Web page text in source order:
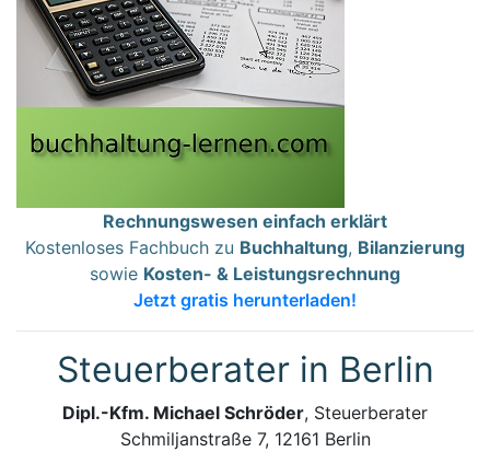
Rechnungswesen einfach erklärt
Kostenloses Fachbuch zu Buchhaltung, Bilanzierung
sowie Kosten- & Leistungsrechnung
Jetzt gratis herunterladen!
Steuerberater in Berlin
Dipl.-Kfm. Michael Schröder, Steuerberater
Schmiljanstraße 7, 12161 Berlin